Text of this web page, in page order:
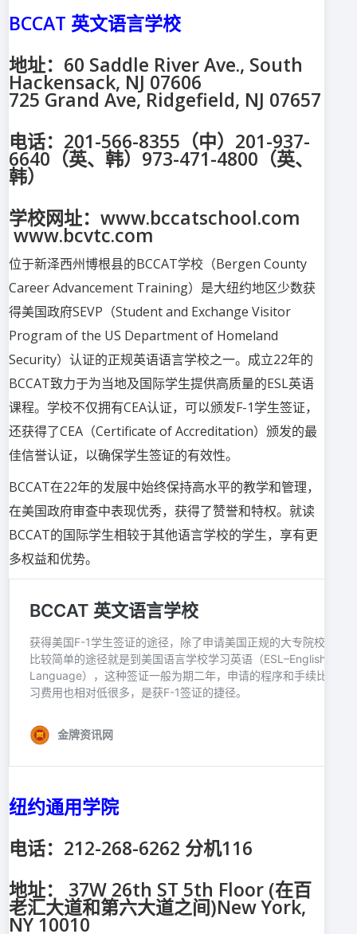
BCCAT 英文语言学校
地址：60 Saddle River Ave., South
Hackensack, NJ 07606
725 Grand Ave, Ridgefield, NJ 07657
电话：201-566-8355（中）201-937-
6640（英、韩）973-471-4800（英、
韩）
学校网址：www.bccatschool.com
www.bcvtc.com
位于新泽西州博根县的BCCAT学校（Bergen County
Career Advancement Training）是大纽约地区少数获
得美国政府SEVP（Student and Exchange Visitor
Program of the US Department of Homeland
Security）认证的正规英语语言学校之一。成立22年的
BCCAT致力于为当地及国际学生提供高质量的ESL英语
课程。学校不仅拥有CEA认证，可以颁发F-1学生签证，
还获得了CEA（Certificate of Accreditation）颁发的最
佳信誉认证，以确保学生签证的有效性。
BCCAT在22年的发展中始终保持高水平的教学和管理，
在美国政府审查中表现优秀，获得了赞誉和特权。就读
BCCAT的国际学生相较于其他语言学校的学生，享有更
多权益和优势。
纽约通用学院
电话：212-268-6262 分机116
地址： 37W 26th ST 5th Floor (在百
老汇大道和第六大道之间)New York,
NY 10010